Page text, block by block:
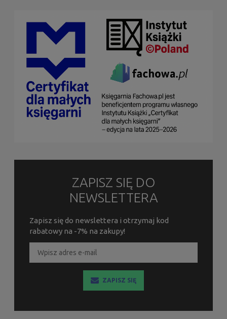
ZAPISZ SIĘ DO
NEWSLETTERA
Zapisz się do newslettera i otrzymaj kod
rabatowy na -7% na zakupy!
ZAPISZ SIĘ